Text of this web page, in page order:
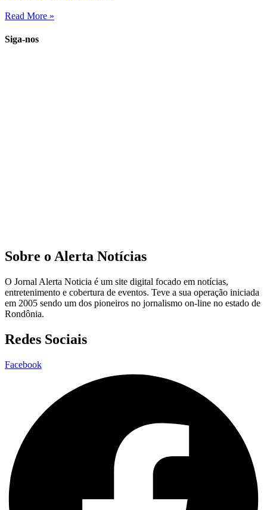
Read More »
Siga-nos
Sobre o Alerta Notícias
O Jornal Alerta Noticia é um site digital focado em notícias,
entretenimento e cobertura de eventos. Teve a sua operação iniciada
em 2005 sendo um dos pioneiros no jornalismo on-line no estado de
Rondônia.
Redes Sociais
Facebook